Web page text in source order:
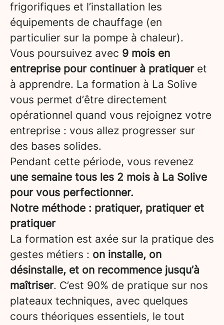
frigorifiques et l’installation les
équipements de chauffage (en
particulier sur la pompe à chaleur).
Vous poursuivez avec 9 mois en
entreprise pour continuer à pratiqueret
à apprendre. La formation à La Solive
vous permet d’être directement
opérationnel quand vous rejoignez votre
entreprise : vous allez progresser sur
des bases solides.
Pendant cette période, vous revenez
une semaine tous les 2 mois à La Solive
pour vous perfectionner.
Notre méthode : pratiquer, pratiquer et
pratiquer
La formation est axée sur la pratique des
gestes métiers : on installe, on
désinstalle, et on recommence jusqu’à
maîtriser. C’est 90% de pratique sur nos
plateaux techniques, avec quelques
cours théoriques essentiels, le tout